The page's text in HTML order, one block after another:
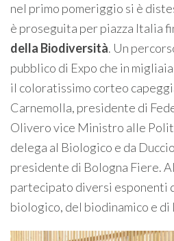
nel primo pomeriggio si è
è proseguita per piazza Italia
della Biodiversità. Un
pubblico di Expo che in
il coloratissimo corteo
Carnemolla, presidente di
Olivero vice Ministro alle
delega al Biologico e da
presidente di Bologna Fiere.
partecipato diversi esponenti
biologico, del biodinamico e di